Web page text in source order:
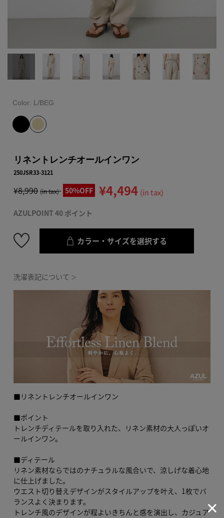
Color: L/BEG
リネントレンチオールインワン
250JSR33-3121
¥8,990 (in tax) 50%OFF ¥4,494 (in tax)
AZULPOINT 40 ポイント
カラー・サイズを選択する
洗濯表記について ＞
■リネントレンチオールインワン
■ポイント
トレンチディテールを取り入れた、リネン素材の大人っぽいオ
ールインワン。
■ディテール
リネン素材ならではのナチュラルな風合いで、涼しげな着心地
に仕上げました。
ウエスト切り替えデザインがスタイルアップを叶え、1枚でバ
ランスよく決まります。
トレンチ風のデザインが程よいきちんと感を演出し、カジュア